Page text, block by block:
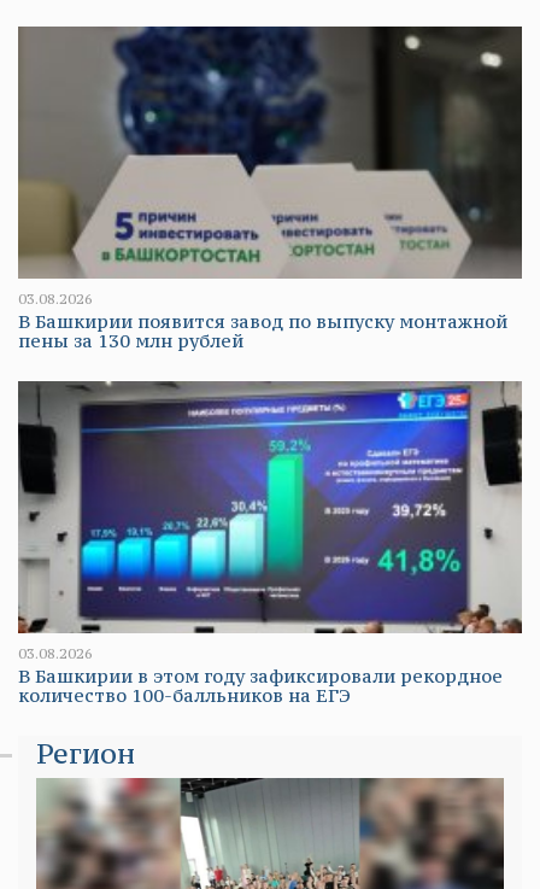
03.08.2026
В Башкирии появится завод по выпуску монтажной
пены за 130 млн рублей
03.08.2026
В Башкирии в этом году зафиксировали рекордное
количество 100-балльников на ЕГЭ
Регион